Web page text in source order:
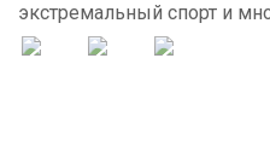
экстремальный спорт и